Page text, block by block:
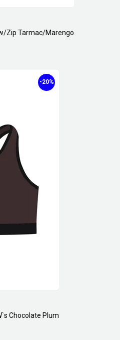
Zip Tarmac/Marengo
Chocolate Plum
-20%